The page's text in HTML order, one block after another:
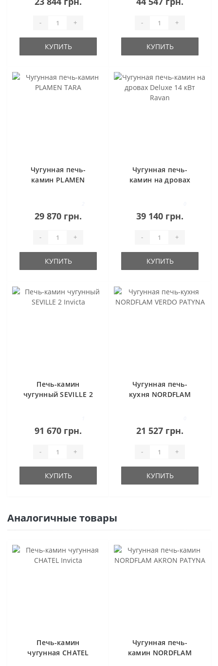
- +
КУПИТЬ
- +
КУПИТЬ
Чугунная печь-
камин PLAMEN
29 870 грн.
- +
КУПИТЬ
Чугунная печь-
камин на дровах
39 140 грн.
- +
КУПИТЬ
Печь-камин
чугунный SEVILLE 2
91 670 грн.
- +
КУПИТЬ
Чугунная печь-
кухня NORDFLAM
21 527 грн.
- +
КУПИТЬ
Аналогичные товары
Печь-камин
чугунная CHATEL
Чугунная печь-
камин NORDFLAM